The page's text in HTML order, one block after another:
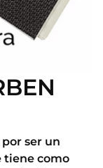
por ser un
tiene como